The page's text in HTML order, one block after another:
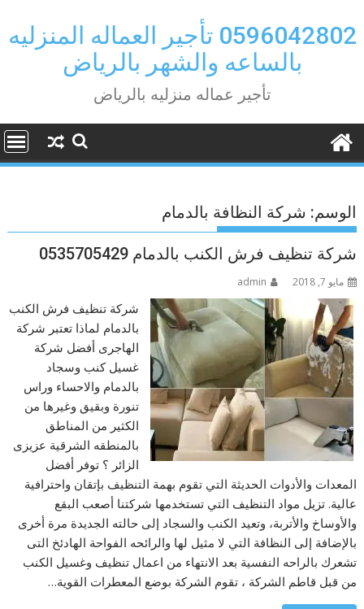
to
content
0596042802 تأجير العماله المنزليه
بالساعه والشهر بالرياض
تأجير عماله منزليه بالرياض
الوسم: شركة النظافة بالدمام
شركة تنظيف فرش الكنب بالدمام 0535705429
مايو 7, 2018 admin
شركة تنظيف فرش الكنب
بالدمام لماذا تعتبر شركة
الهاجرى أفضل شركة
غسیل كنب وسجاد
بالدمام والاحساء وراس
تنورة وبقيق وغيرها من
الكثير من المناطق
بالمنطقه الشرقية عزيزى
الزائر ؟ توفر أفضل
المعدات والأدوات الحدیثة التي تقوم بھمة التنظیف بإتقان واحترافیة
عالیة. تزیل مواد التنظیف التي تستخدمھا شركتنا أصعب البقع
والأوساخ والأتربة، وتعید الكنب والسجاد إلى حالته الجدیدة مرة أخرى
بالإضافة إلى النظافة التي لا مثیل لھا والرائحه الفواحة الهادئخ التى
تشعرك بالراحه النفسية بعد الانتهاء من اعمال تنظيف وغسيل الكنب
من قبل قاطم الشركة ، تقوم الشركة بوضع المعطرات القویة…